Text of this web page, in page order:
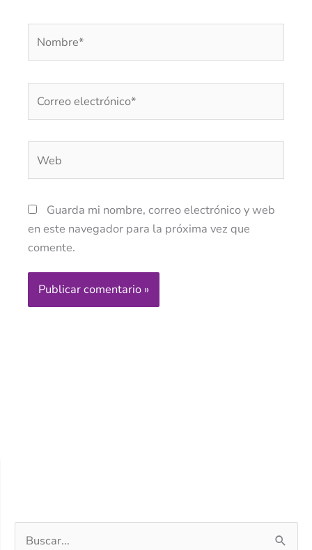
electrónico*
Guarda mi nombre, correo electrónico y web
en este navegador para la próxima vez que
comente.
Buscar